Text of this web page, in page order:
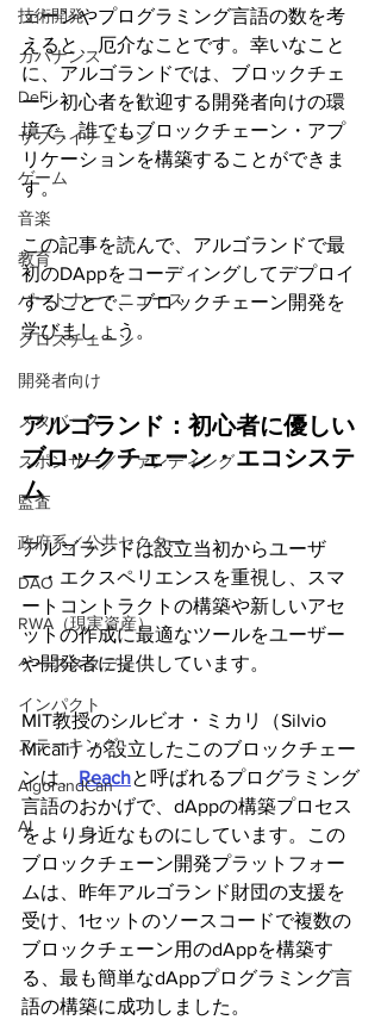
技術開発
ガバナンス
DeFi
サプライチェーン
ゲーム
音楽
教育
パートナー・ニュース
クロスチェーン
開発者向け
メタバース
スポンサー／ファンディング
監査
政府系／公共セクター
DAO
RWA（現実資産）
ケーススタディ
インパクト
ステーキング
AlgorandCan
AI
ェーンやプログラミング言語の数を考
えると、厄介なことです。幸いなこと
に、アルゴランドでは、ブロックチェ
ーン初心者を歓迎する開発者向けの環
境で、誰でもブロックチェーン・アプ
リケーションを構築することができま
す。
この記事を読んで、アルゴランドで最
初のDAppをコーディングしてデプロイ
することで、ブロックチェーン開発を
学びましょう。
アルゴランド：初心者に優しい
ブロックチェーン・エコシステ
ム
アルゴランドは設立当初からユーザ
ー・エクスペリエンスを重視し、スマ
ートコントラクトの構築や新しいアセ
ットの作成に最適なツールをユーザー
や開発者に提供しています。
MIT教授のシルビオ・ミカリ（Silvio
Micali）が設立したこのブロックチェー
ンは、 Reachと呼ばれるプログラミング
言語のおかげで、dAppの構築プロセス
をより身近なものにしています。この
ブロックチェーン開発プラットフォー
ムは、昨年アルゴランド財団の支援を
受け、1セットのソースコードで複数の
ブロックチェーン用のdAppを構築す
る、最も簡単なdAppプログラミング言
語の構築に成功しました。